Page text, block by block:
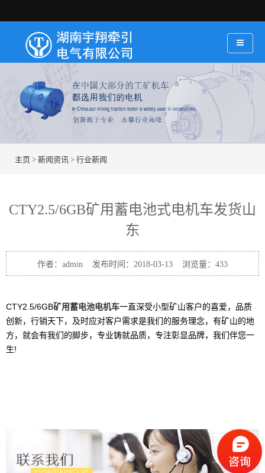
主页 > 新闻资讯 > 行业新闻
CTY2.5/6GB矿用蓄电池式电机车发货山
东
作者：admin 发布时间：2018-03-13 浏览量： 433
CTY2.5/6GB矿用蓄电池电机车一直深受小型矿山客户的喜爱，品质
创新，行销天下，及时应对客户需求是我们的服务理念，有矿山的地
方，就会有我们的脚步，专业铸就品质，专注彰显品牌，我们伴您一
生!